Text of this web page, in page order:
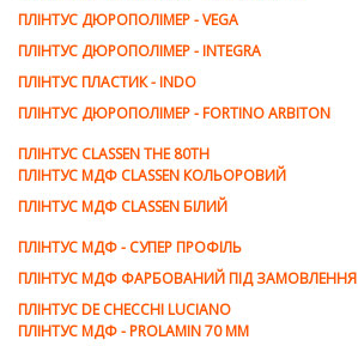
ПЛІНТУС ДЮРОПОЛІМЕР - VEGA
ПЛІНТУС ДЮРОПОЛІМЕР - INTEGRA
ПЛІНТУС ПЛАСТИК - INDO
ПЛІНТУС ДЮРОПОЛІМЕР - FORTINO ARBITON
ПЛІНТУС CLASSEN THE 80TH
ПЛІНТУС МДФ CLASSEN КОЛЬОРОВИЙ
ПЛІНТУС МДФ CLASSEN БІЛИЙ
ПЛІНТУС МДФ - СУПЕР ПРОФІЛЬ
ПЛІНТУС МДФ ФАРБОВАНИЙ ПІД ЗАМОВЛЕННЯ
ПЛІНТУС DE CHEСCHI LUCIANO
ПЛІНТУС МДФ - PROLAMIN 70 MM